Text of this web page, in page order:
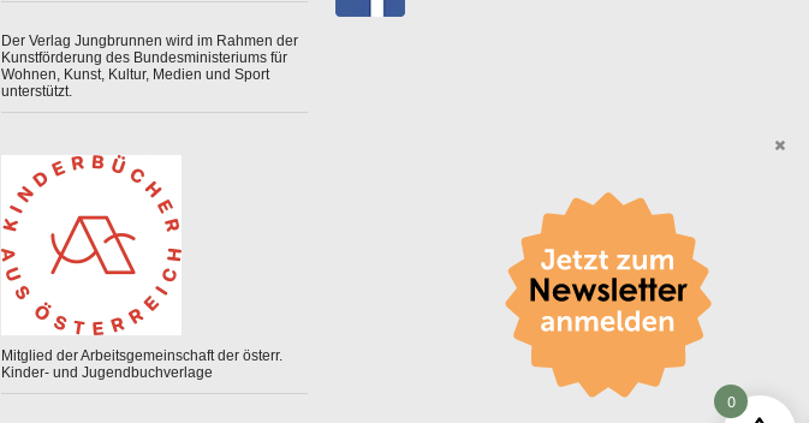
Der Verlag Jungbrunnen wird im Rahmen der
Kunstförderung des Bundesministeriums für
Wohnen, Kunst, Kultur, Medien und Sport
unterstützt.
Mitglied der Arbeitsgemeinschaft der österr.
Kinder- und Jugendbuchverlage
0